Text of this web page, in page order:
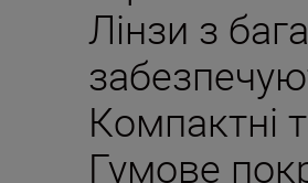
Лінзи з
Компактні
Гумове